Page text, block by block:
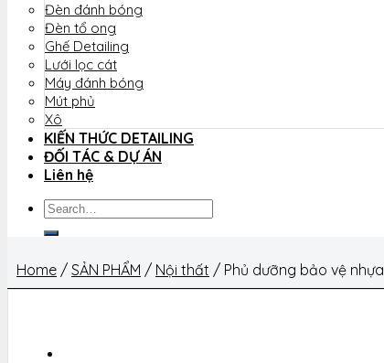
Đèn đánh bóng
Đèn tổ ong
Ghế Detailing
Lưới lọc cát
Máy đánh bóng
Mút phủ
Xô
KIẾN THỨC DETAILING
ĐỐI TÁC & DỰ ÁN
Liên hệ
Search
Home / SẢN PHẨM / Nội thất / Phủ dưỡng bảo vệ nhựa